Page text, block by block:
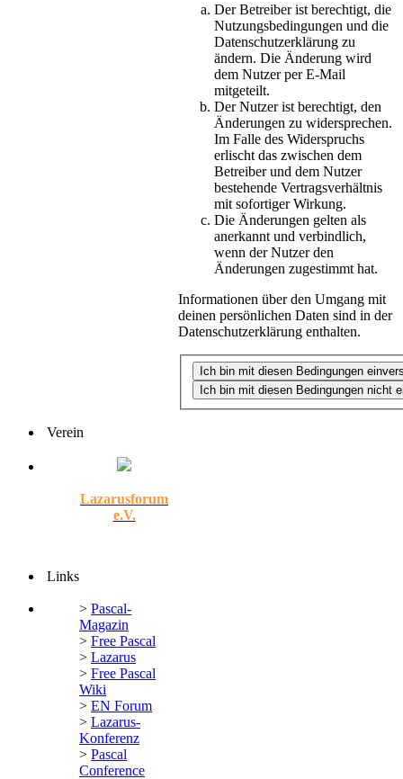
Der Betreiber ist berechtigt, die
Nutzungsbedingungen und die
Datenschutzerklärung zu
ändern. Die Änderung wird
dem Nutzer per E-Mail
mitgeteilt.
Der Nutzer ist berechtigt, den
Änderungen zu widersprechen.
Im Falle des Widerspruchs
erlischt das zwischen dem
Betreiber und dem Nutzer
bestehende Vertragsverhältnis
mit sofortiger Wirkung.
Die Änderungen gelten als
anerkannt und verbindlich,
wenn der Nutzer den
Änderungen zugestimmt hat.
Informationen über den Umgang mit
deinen persönlichen Daten sind in der
Datenschutzerklärung enthalten.
Verein
Lazarusforum
e.V.
Links
> Pascal-
Magazin
> Free Pascal
> Lazarus
> Free Pascal
Wiki
> EN Forum
> Lazarus-
Konferenz
> Pascal
Conference